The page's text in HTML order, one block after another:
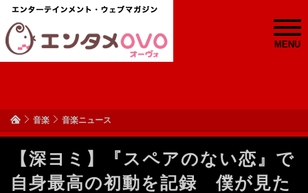
MENU
音楽 音楽ニュース
【深ヨミ】『スペアのない恋』で
自身最高の初動を記録 僕が見た